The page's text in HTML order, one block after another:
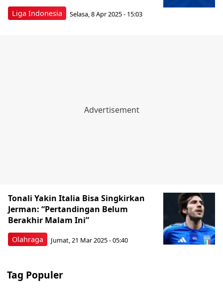
Liga Indonesia Selasa, 8 Apr 2025 - 15:03
Olahraga
Tonali Yakin Italia Bisa Singkirkan
Jerman: “Pertandingan Belum
Berakhir Malam Ini”
Jumat, 21 Mar 2025 - 05:40
Tag Populer